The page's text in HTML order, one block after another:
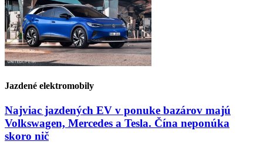
Jazdené elektromobily
Najviac jazdených EV v ponuke bazárov majú
Volkswagen, Mercedes a Tesla. Čína neponúka
skoro nič